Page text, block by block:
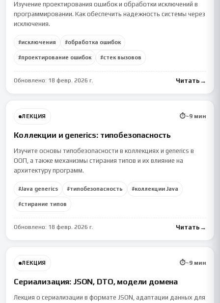
Изучение проектирования ошибок и обработки исключений в
программировании. Как обеспечить надежность системы через
исключения.
#исключения #обработка ошибок
#проектирование ошибок #стек вызовов
Обновлено: 18 февр. 2026 г. Читать →
ЛЕКЦИЯ ⏱~9мин
Коллекции и generics: типобезопасность
Изучите основы типобезопасности в коллекциях и generics в
ООП, а также механизмы стирания типов и их влияние на
архитектуру программ.
#Java generics #типобезопасность #коллекции Java
#стирание типов
Обновлено: 18 февр. 2026 г. Читать →
ЛЕКЦИЯ ⏱~9мин
Сериализация: JSON, DTO, модели домена
Лекция о сериализации в формате JSON, адаптации данных для